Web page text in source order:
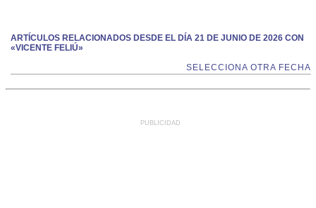
ARTÍCULOS RELACIONADOS DESDE EL DÍA 21 DE JUNIO DE 2026 CON
«VICENTE FELIÚ»
SELECCIONA OTRA FECHA
PUBLICIDAD